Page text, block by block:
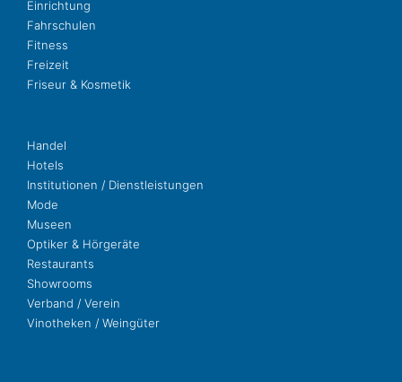
Ein­rich­tung
Fahr­schu­len
Fit­ness
Freizeit
Fri­seur & Kosmetik
Handel
Hotels
Insti­tu­tio­nen / Dienstleistungen
Mode
Museen
Opti­ker & Hörgeräte
Restau­rants
Show­rooms
Ver­band / Verein
Vino­the­ken / Weingüter